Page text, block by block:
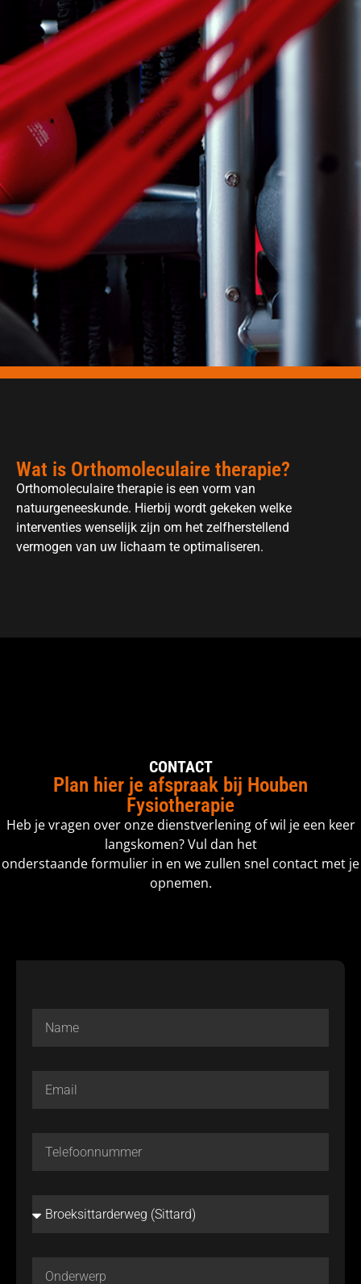
Wat is Orthomoleculaire therapie?
Orthomoleculaire therapie is een vorm van
natuurgeneeskunde. Hierbij wordt gekeken welke
interventies wenselijk zijn om het zelfherstellend
vermogen van uw lichaam te optimaliseren.
CONTACT
Plan hier je afspraak bij Houben
Fysiotherapie
Heb je vragen over onze dienstverlening of wil je een keer
langskomen? Vul dan het
onderstaande formulier in en we zullen snel contact met je
opnemen.